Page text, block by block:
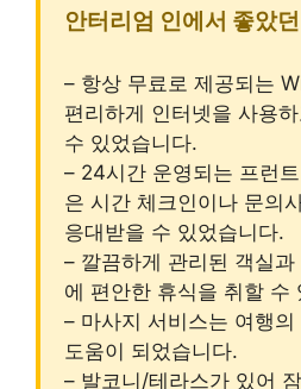
안터리엄 인에서 좋았던
– 항상 무료로 제공되는
편리하게 인터넷을 사용
수 있었습니다.
– 24시간 운영되는 프런
은 시간 체크인이나 문의
응대받을 수 있었습니다.
– 깔끔하게 관리된 객실
에 편안한 휴식을 취할 수
– 마사지 서비스는 여행
도움이 되었습니다.
– 발코니/테라스가 있어